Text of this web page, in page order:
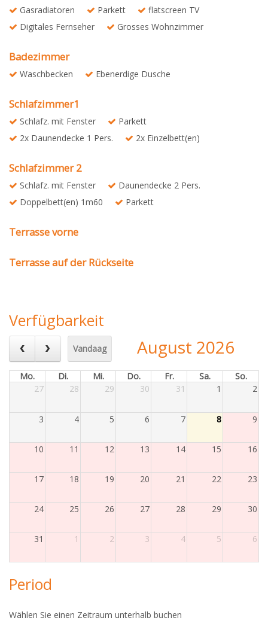
Gasradiatoren Parkett
flatscreen TV
Digitales Fernseher
Grosses Wohnzimmer
Badezimmer
Waschbecken Ebenerdige Dusche
Schlafzimmer1
Schlafz. mit Fenster
Parkett
2x Daunendecke 1 Pers.
2x Einzelbett(en)
Schlafzimmer 2
Schlafz. mit Fenster
Daunendecke 2 Pers.
Doppelbett(en) 1m60
Parkett
Terrasse vorne
Terrasse auf der Rückseite
Verfügbarkeit
Vandaag August 2026
Mo. Di. Mi. Do. Fr. Sa.
So.
27
28 29 30 31 1 2
3 4 5 6 7 8 9
10 11 12 13 14 15 16
17 18 19 20 21 22 23
24 25 26 27 28 29 30
31 1 2 3 4 5 6
Period
Wählen Sie einen Zeitraum unterhalb buchen